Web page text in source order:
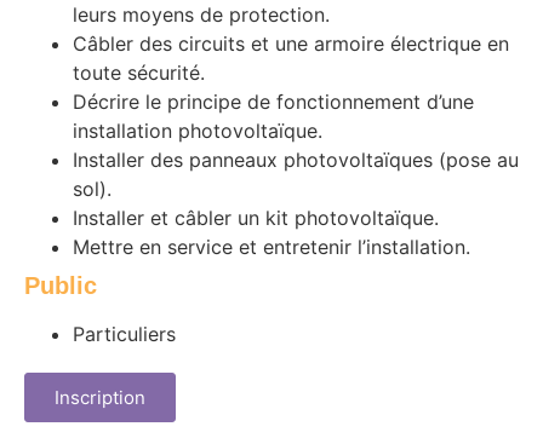
leurs moyens de protection.
Câbler des circuits et une armoire électrique en
toute sécurité.
Décrire le principe de fonctionnement d’une
installation photovoltaïque.
Installer des panneaux photovoltaïques (pose au
sol).
Installer et câbler un kit photovoltaïque.
Mettre en service et entretenir l’installation.
Public
Particuliers
Inscription